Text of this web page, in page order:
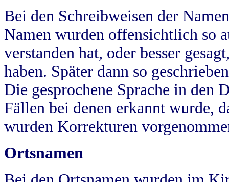
Bei den Schreibweisen der
Namen wurden offensichtlich so
verstanden hat, oder besser
haben. Später dann so
Die gesprochene Sprache in
Fällen bei denen erkannt wurde,
wurden Korrekturen
Ortsnamen